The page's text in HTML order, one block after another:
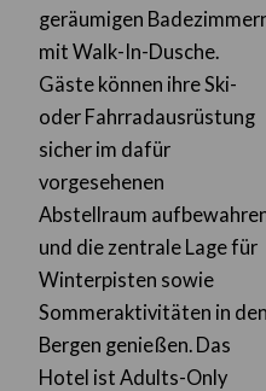
geräumigen
mit Walk-In-Dusche.
Gäste können ihre Ski-
oder Fahrradausrüstung
sicher im dafür
vorgesehenen
Abstellraum
und die zentrale Lage für
Winterpisten sowie
Sommeraktivitäten in den
Bergen genießen. Das
Hotel ist Adults-Only